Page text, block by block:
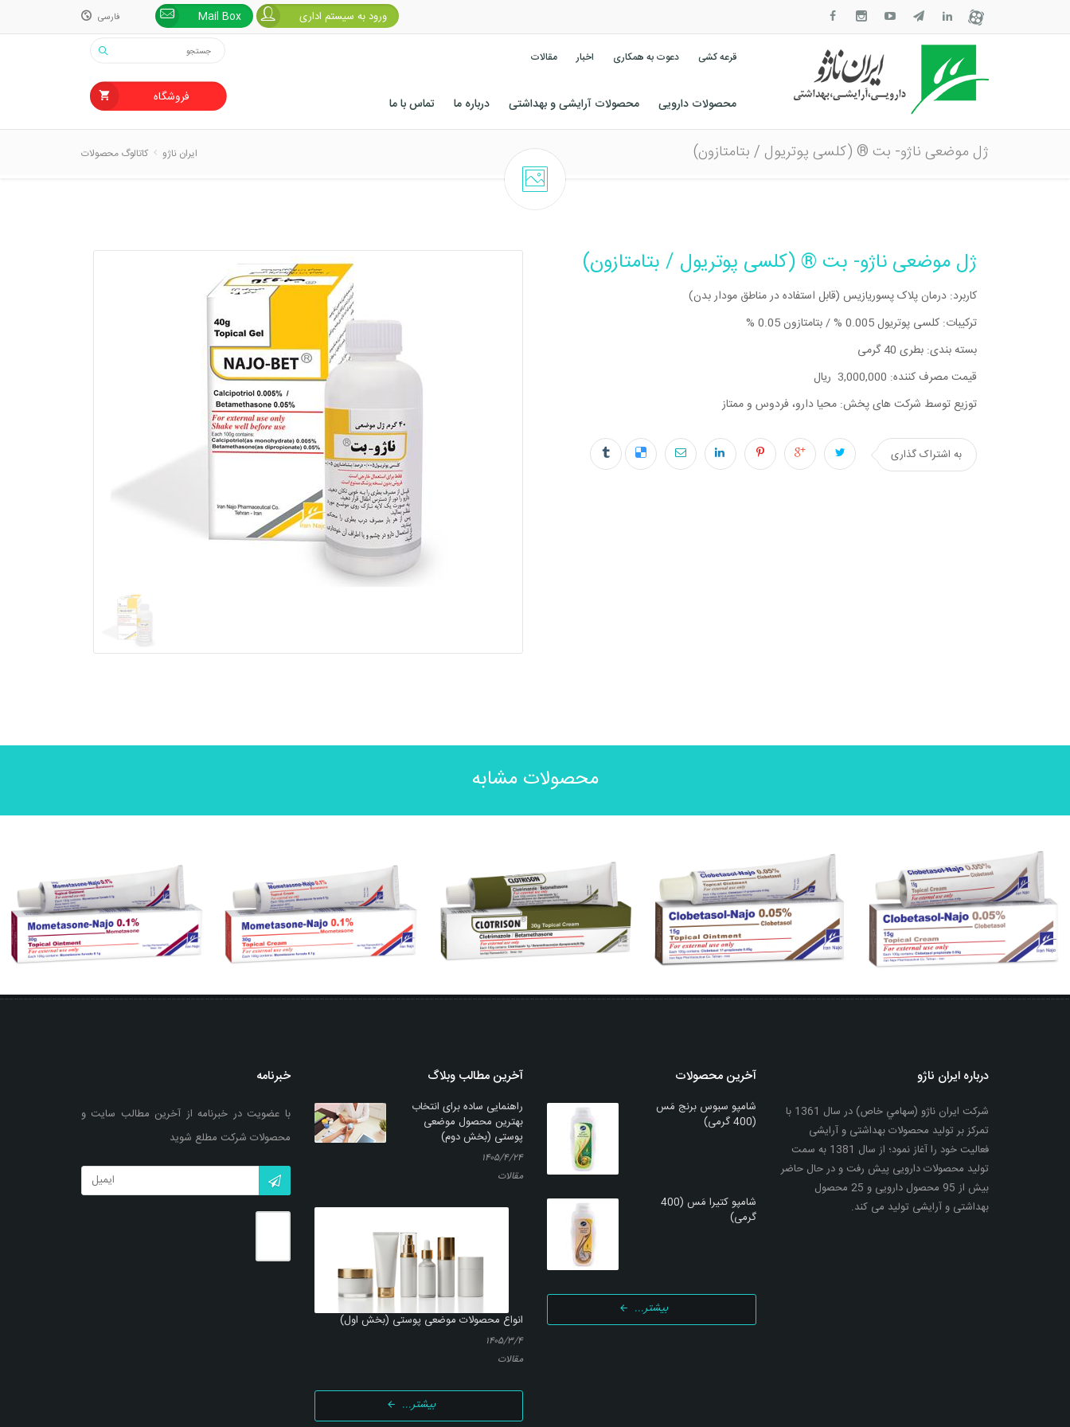
فارسی
فارسی
Mail Box ورود به سیستم اداری
فروشگاه
قرعه کشی دعوت به همکاری اخبار مقالات
محصولات دارویی محصولات آرایشی و بهداشتی درباره ما تماس با ما
ژل موضعی ناژو- بت ® (کلسی پوتریول / بتامتازون) ایران ناژو کاتالوگ محصولات
ژل موضعی ناژو- بت ® (کلسی پوتریول / بتامتازون)
کاربرد: درمان پلاک پسوریازیس (قابل استفاده در مناطق مودار بدن)
ترکیبات: کلسی پوتریول 0.005 % / بتامتازون 0.05 %
بسته بندی: بطری 40 گرمی
قیمت مصرف کننده: 3,000,000 ریال
توزیع توسط شرکت های پخش: محیا دارو، فردوس و ممتاز
به اشتراک گذاری
محصولات مشابه
بزرگنمایی توضیحات بیشتر
بتامتازون)
بزرگنمایی توضیحات بیشتر
توضیحات بیشتر
خبرنامه
با عضویت در خبرنامه از آخرین مطالب سایت و
محصولات شرکت مطلع شوید
آخرین مطالب وبلاگ
راهنمایی ساده برای انتخاب
بهترین محصول موضعی
پوستی (بخش دوم)
۱۴۰۵/۴/۲۴
مقالات
انواع محصولات موضعی پوستی (بخش اول)
۱۴۰۵/۳/۴
مقالات
بیشتر...
آخرین محصولات
شامپو سبوس برنج مَس
(400 گرمی)
شامپو کتیرا مَس (400
گرمی)
بیشتر...
درباره ایران ناژو
شرکت ایران ناژو (سهامي خاص) در سال 1361 با
تمرکز بر تولید محصولات بهداشتی و آرایشی
فعالیت خود را آغاز نمود؛ از سال 1381 به سمت
تولید محصولات دارویی پیش رفت و در حال حاضر
بیش از 95 محصول دارویی و 25 محصول
بهداشتی و آرایشی تولید می کند.